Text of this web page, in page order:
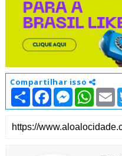
Compartilhar isso
S
h
a
e
F
c
b
M
e
s
e
W
h
a
t
s
E
m
a
l